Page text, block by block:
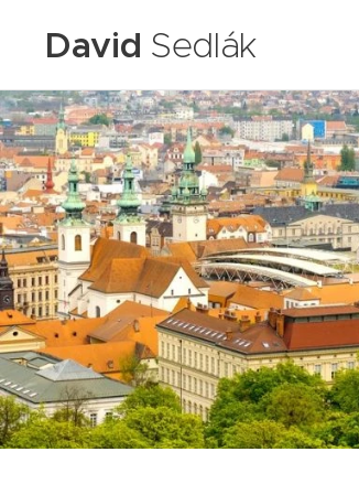
David Sedlák